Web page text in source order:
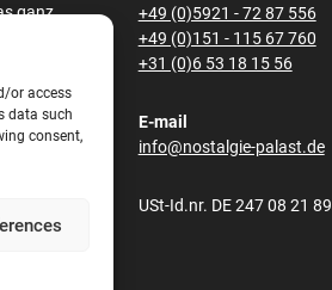
or access
data such
consent,
ganz
und
aus
+49 (0)5921 - 72 87 556
+49 (0)151 - 115 67 760
+31 (0)6 53 18 15 56
E-mail
info@nostalgie-palast.de
USt-Id.nr. DE 247 08 21 89